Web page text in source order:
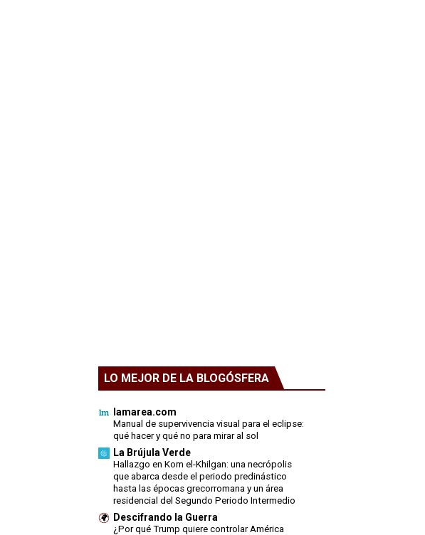
LO MEJOR DE LA BLOGÓSFERA
lamarea.com
Manual de supervivencia visual para el eclipse:
qué hacer y qué no para mirar al sol
La Brújula Verde
Hallazgo en Kom el-Khilgan: una necrópolis
que abarca desde el periodo predinástico
hasta las épocas grecorromana y un área
residencial del Segundo Periodo Intermedio
Descifrando la Guerra
¿Por qué Trump quiere controlar América